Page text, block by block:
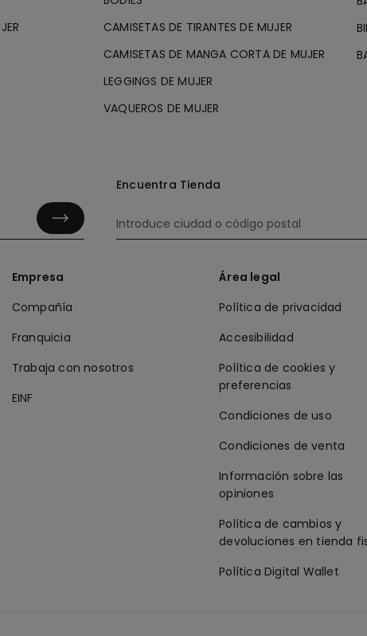
CAMISETAS DE TIRANTES DE MUJER
CAMISETAS DE MANGA CORTA DE MUJER
LEGGINGS DE MUJER
VAQUEROS DE MUJER
Encuentra Tienda
Empresa
Compañía
Franquicia
Trabaja con nosotros
EINF
Área legal
Política de privacidad
Accesibilidad
Política de cookies y
preferencias
Condiciones de uso
Condiciones de venta
Información sobre las
opiniones
Política de cambios y
devoluciones en tienda
Política Digital Wallet